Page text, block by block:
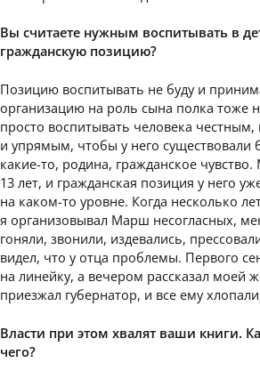
Вы считаете нужным воспитывать в
гражданскую позицию?
Позицию воспитывать не буду и
организацию на роль сына полка тоже
просто воспитывать человека
и упрямым, чтобы у него существовали
какие-то, родина, гражданское
13 лет, и гражданская позиция у него
на каком-то уровне. Когда несколько
я организовывал Марш несогласных,
гоняли, звонили, издевались,
видел, что у отца проблемы. Первого
на линейку, а вечером рассказал моей
приезжал губернатор, и все ему
Власти при этом хвалят ваши книги.
чего?